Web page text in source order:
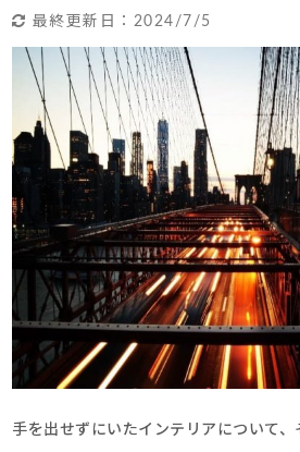
最終更新日： 2024/7/5
手を出せずにいたインテリアについて